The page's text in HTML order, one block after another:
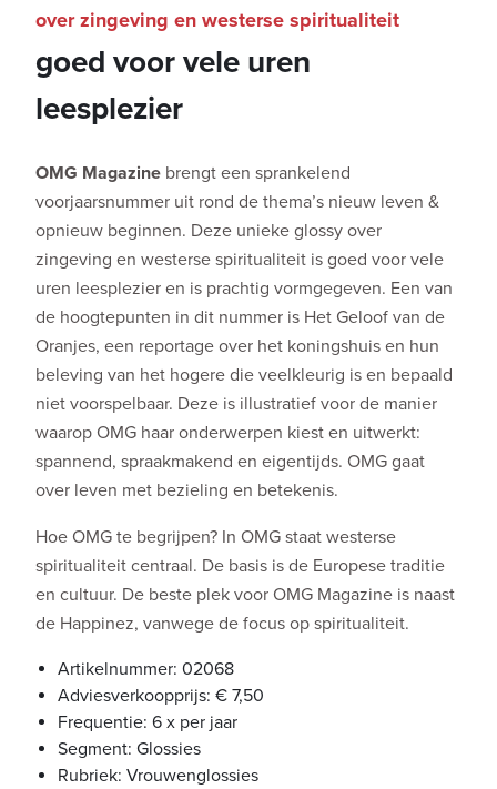
goed voor vele uren
leesplezier
over zingeving en westerse spiritualiteit
OMG Magazine brengt een sprankelend
voorjaarsnummer uit rond de thema’s nieuw leven &
opnieuw beginnen. Deze unieke glossy over
zingeving en westerse spiritualiteit is goed voor vele
uren leesplezier en is prachtig vormgegeven. Een van
de hoogtepunten in dit nummer is Het Geloof van de
Oranjes, een reportage over het koningshuis en hun
beleving van het hogere die veelkleurig is en bepaald
niet voorspelbaar. Deze is illustratief voor de manier
waarop OMG haar onderwerpen kiest en uitwerkt:
spannend, spraakmakend en eigentijds. OMG gaat
over leven met bezieling en betekenis.
Hoe OMG te begrijpen? In OMG staat westerse
spiritualiteit centraal. De basis is de Europese traditie
en cultuur. De beste plek voor OMG Magazine is naast
de Happinez, vanwege de focus op spiritualiteit.
Artikelnummer: 02068
Adviesverkoopprijs: € 7,50
Frequentie: 6 x per jaar
Segment: Glossies
Rubriek: Vrouwenglossies